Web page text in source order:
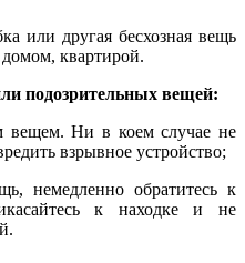
или другая бесхозная вещь
квартирой.
подозрительных вещей:
вещем. Ни в коем случае не
взрывное устройство;
немедленно обратитесь к
к находке и не